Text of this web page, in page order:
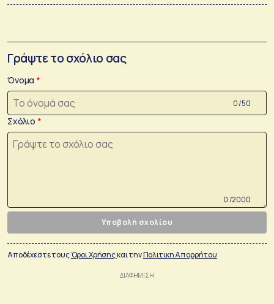
Γράψτε το σχόλιο σας
Όνομα
0 /50
Σχόλιο
0 /2000
Υποβολή σχολίου
Αποδέχεστε τουςΌροι Χρήσηςκαι τηνΠολιτικη Απορρήτου